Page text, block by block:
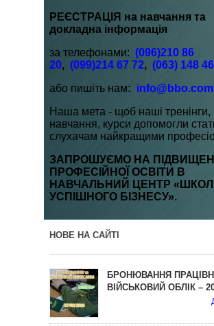
РЕЄСТРАЦІЯ на навчання та
докладна інформація
за телефонами: (096)210 86
20, (099)214 67 72, (063) 148
або пишіть нам:
Наша мета - щоб наші тренінги,
навчання, курси допомогли
слухачам найкращими
ЗАПРОШУЄМО НА
ПРОФЕСІЙНОЇ ОСВІТИ В
НАВЧАЛЬНИЙ ЦЕНТР
УСПІШНОГО БІЗНЕСУ».
НОВЕ НА САЙТІ
БРОНЮВАННЯ
ВІЙСЬКОВИЙ ОБЛІК –